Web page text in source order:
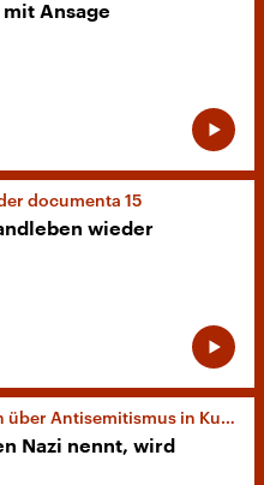
Ansage
documenta 15
wieder
Antisemitismus in Kunst und Kultur
Nazi nennt, wird